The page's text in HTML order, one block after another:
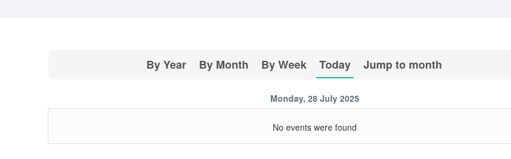
By Year By Month By Week Today Jump to month
Monday, 28 July 2025
No events were found